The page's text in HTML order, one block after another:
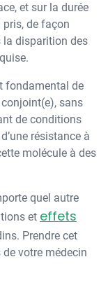
et sur la durée
de façon
la disparition des
fondamental de
sans
de conditions
résistance à
molécule à des
quel autre
et effets
Prendre cet
votre médecin